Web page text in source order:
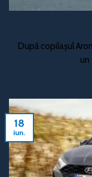
După copilașul
un
18
iun.